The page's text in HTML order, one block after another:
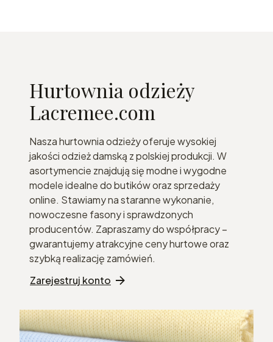
Hurtownia odzieży
Lacremee.com
Nasza hurtownia odzieży oferuje wysokiej
jakości odzież damską z polskiej produkcji. W
asortymencie znajdują się modne i wygodne
modele idealne do butików oraz sprzedaży
online. Stawiamy na staranne wykonanie,
nowoczesne fasony i sprawdzonych
producentów. Zapraszamy do współpracy –
gwarantujemy atrakcyjne ceny hurtowe oraz
szybką realizację zamówień.
Zarejestruj konto